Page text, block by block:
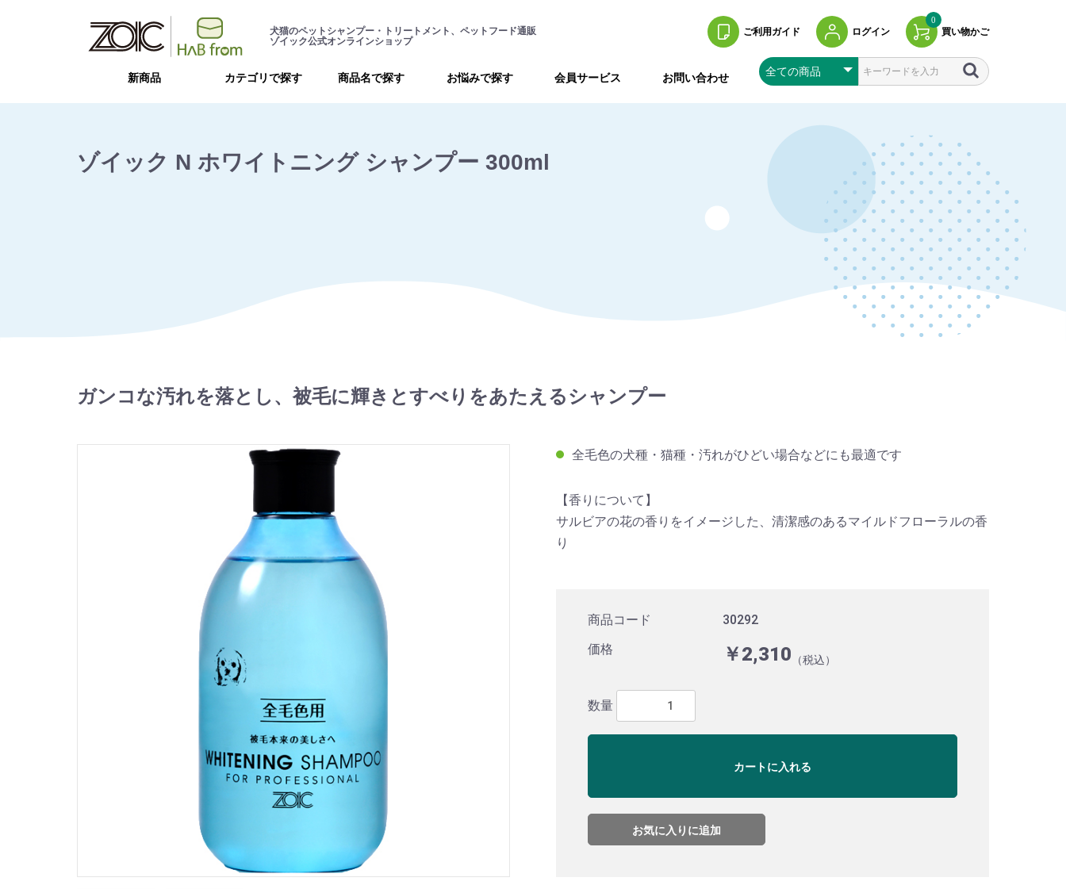
犬猫のペットシャンプー・トリートメント、ペットフード通販
ゾイック公式オンラインショップ
ご利用ガイド ログイン
0
買い物かご
新商品 カテゴリで探す 商品名で探す お悩みで探す 会員サービス お問い合わせ
ゾイック N ホワイトニング シャンプー 300ml
ガンコな汚れを落とし、被毛に輝きとすべりをあたえるシャンプー
全毛色の犬種・猫種・汚れがひどい場合などにも最適です
【香りについて】
サルビアの花の香りをイメージした、清潔感のあるマイルドフローラルの香
り
商品コード
30292
価格
￥2,310 （税込）
数量
カートに入れる
お気に入りに追加